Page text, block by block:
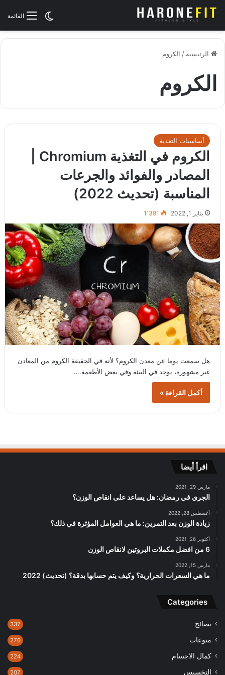
القائمةالوضع
الرئيسية / الكروم
الكروم
أساسيات التغذية
المصادر والفوائد والجرعات
المناسبة (تحديث 2022)
يناير 1, 2022 1٬381
هل سمعت يوما عن معدن الكروم؟ لأنه في الحقيقة الكروم من المعادن
غير مشهورة، يوجد في البيئة وفي بعض الأطعمة.…
أكمل القراءة »
اقرأ أيضا
مارس 29, 2021
الجري في رمضان: هل يساعد على انقاص الوزن؟
أغسطس 28, 2022
زيادة الوزن بعد التمرين: ما هي العوامل المؤثرة في ذلك؟
أكتوبر 26, 2021
6 من افضل مكملات البروتين لانقاص الوزن
مارس 15, 2022
ما هي السعرات الحرارية؟ وكيف يتم حسابها بدقة؟ (تحديث) 2022
Categories
نصائح 337
منوعات 276
كمال الاجسام 224
التخسيس 207